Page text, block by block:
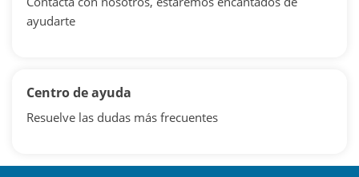
ayudarte
Centro de ayuda
Resuelve las dudas más frecuentes